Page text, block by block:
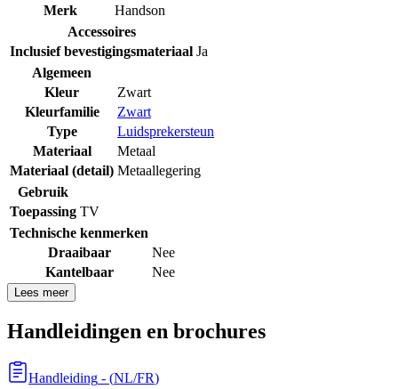
Merk
Handson
Accessoires
Inclusief bevestigingsmateriaal Ja
Algemeen
Kleur
Zwart
Kleurfamilie
Zwart
Type
Luidsprekersteun
Materiaal
Metaal
Materiaal (detail) Metaallegering
Gebruik
Toepassing TV
Technische kenmerken
Draaibaar
Nee
Kantelbaar
Nee
Lees meer
Handleidingen en brochures
Handleiding - (NL/FR)